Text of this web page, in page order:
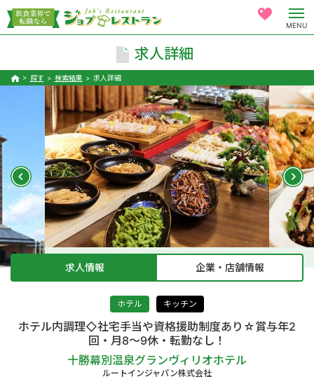
MENU
求人詳細
探す 検索結果 求人詳細
求人情報 企業・店舗情報
ホテル キッチン
ホテル内調理◇社宅手当や資格援助制度あり☆賞与年2
回・月8～9休・転勤なし！
十勝幕別温泉グランヴィリオホテル
ルートインジャパン株式会社